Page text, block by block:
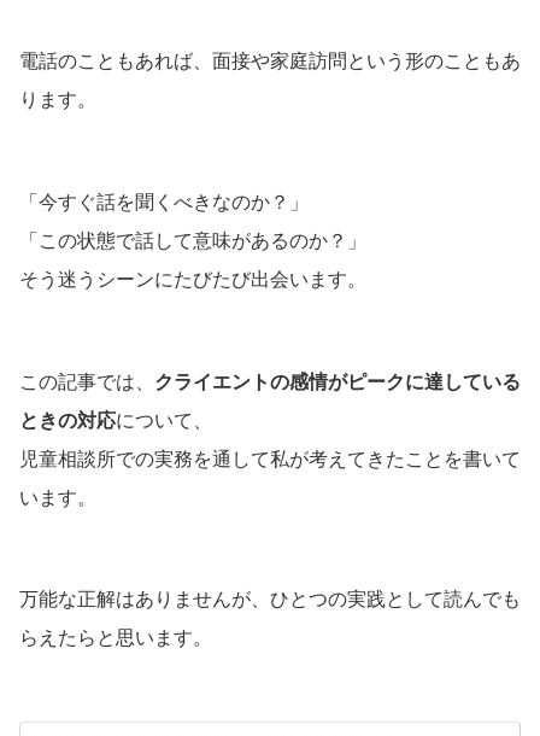
電話のこともあれば、面接や家庭訪問という形のこともあ
ります。
「今すぐ話を聞くべきなのか？」
「この状態で話して意味があるのか？」
そう迷うシーンにたびたび出会います。
この記事では、 クライエントの感情がピークに達している
ときの対応について、
児童相談所での実務を通して私が考えてきたことを書いて
います。
万能な正解はありませんが、ひとつの実践として読んでも
らえたらと思います。